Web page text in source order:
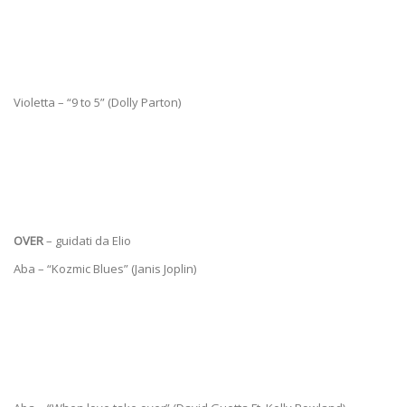
Violetta – “9 to 5” (Dolly Parton)
OVER– guidati da Elio
Aba – “Kozmic Blues” (Janis Joplin)